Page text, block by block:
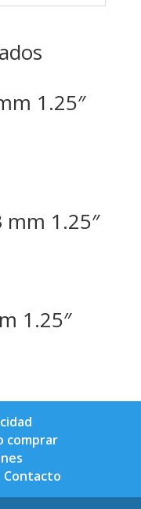
1.25″
mm 1.25″
1.25″
comprar
Contacto